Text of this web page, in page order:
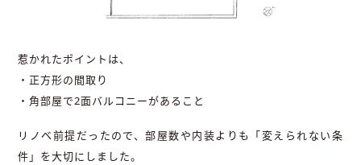
惹かれたポイントは、
・正方形の間取り
・角部屋で2面バルコニーがあること
リノベ前提だったので、部屋数や内装よりも「変えられない条
件」を大切にしました。